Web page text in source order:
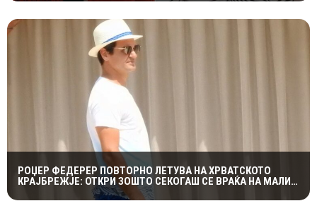
РОЏЕР ФЕДЕРЕР ПОВТОРНО ЛЕТУВА НА ХРВАТСКОТО
КРАЈБРЕЖЈЕ: ОТКРИ ЗОШТО СЕКОГАШ СЕ ВРАЌА НА МАЛИ